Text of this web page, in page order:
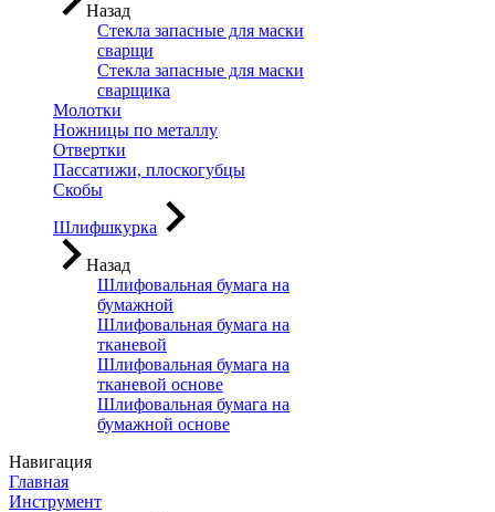
Назад
Стекла запасные для маски
сварщи
Стекла запасные для маски
сварщика
Молотки
Ножницы по металлу
Отвертки
Пассатижи, плоскогубцы
Скобы
Шлифшкурка
Назад
Шлифовальная бумага на
бумажной
Шлифовальная бумага на
тканевой
Шлифовальная бумага на
тканевой основе
Шлифовальная бумага на
бумажной основе
Навигация
Главная
Инструмент